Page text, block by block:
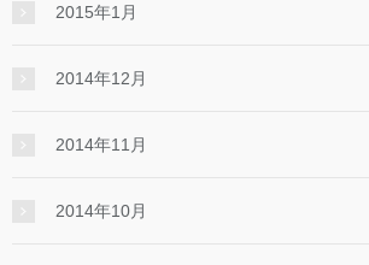
2015年1月
2014年12月
2014年11月
2014年10月